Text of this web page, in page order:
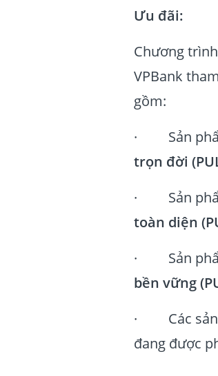
Ưu đãi:
Chương
VPBank
gồm:
· Sản
trọn đời
· Sản
toàn diện
· Sản
bền vững
· Các sản
đang được